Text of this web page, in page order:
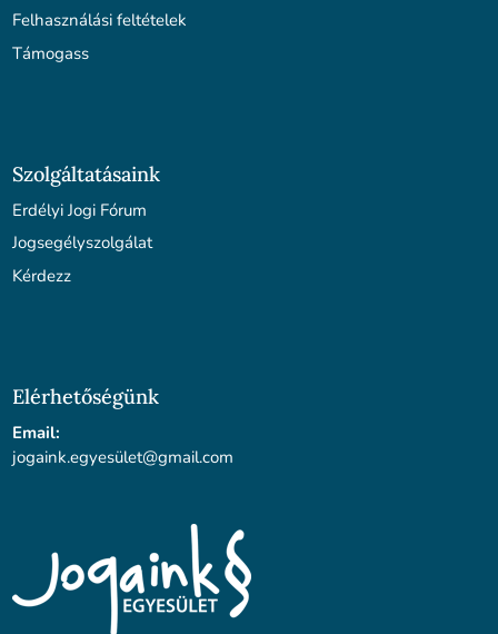
Felhasználási feltételek
Támogass
Szolgáltatásaink
Erdélyi Jogi Fórum
Jogsegélyszolgálat
Kérdezz
Elérhetőségünk
Email:
jogaink.egyesület@gmail.com